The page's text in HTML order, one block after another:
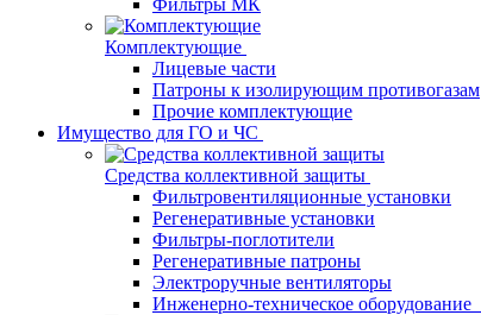
Фильтры МК
Комплектующие
Лицевые части
Патроны к изолирующим противогазам
Прочие комплектующие
Имущество для ГО и ЧС
Средства коллективной защиты
Фильтровентиляционные установки
Регенеративные установки
Фильтры-поглотители
Регенеративные патроны
Электроручные вентиляторы
Инженерно-техническое оборудование